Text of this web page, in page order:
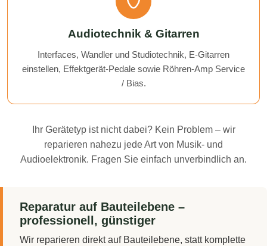
Audiotechnik & Gitarren
Interfaces, Wandler und Studiotechnik, E-Gitarren
einstellen, Effektgerät-Pedale sowie Röhren-Amp Service
/ Bias.
Ihr Gerätetyp ist nicht dabei? Kein Problem – wir
reparieren nahezu jede Art von Musik- und
Audioelektronik. Fragen Sie einfach unverbindlich an.
Reparatur auf Bauteilebene –
professionell, günstiger
Wir reparieren direkt auf Bauteilebene, statt komplette